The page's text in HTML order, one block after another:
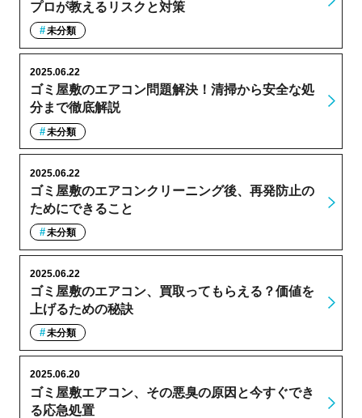
プロが教えるリスクと対策
未分類
ゴミ屋敷のエアコン問題解決！清掃から安全な処
分まで徹底解説
2025.06.22
未分類
ゴミ屋敷のエアコンクリーニング後、再発防止の
ためにできること
2025.06.22
未分類
ゴミ屋敷のエアコン、買取ってもらえる？価値を
上げるための秘訣
2025.06.22
未分類
ゴミ屋敷エアコン、その悪臭の原因と今すぐでき
る応急処置
2025.06.20